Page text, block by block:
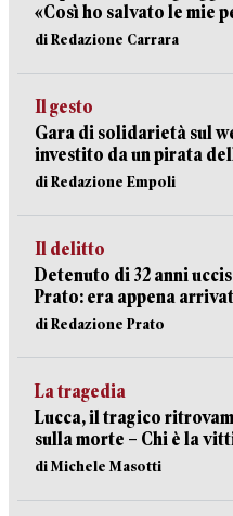
«Così ho salvato le mie
di Redazione Carrara
Il gesto
Gara di solidarietà sul
investito da un pirata
di Redazione Empoli
Il delitto
Detenuto di 32 anni
Prato: era appena
di Redazione Prato
La tragedia
Lucca, il tragico
sulla morte – Chi è la
di Michele Masotti